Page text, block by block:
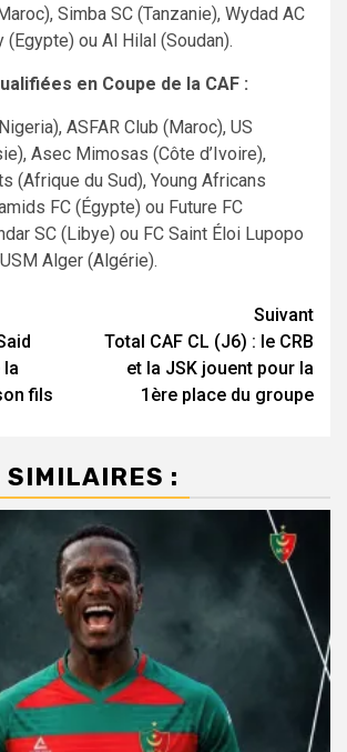
Simba SC (Tanzanie), Wydad AC
(Egypte) ou Al Hilal (Soudan).
en Coupe de la CAF :
ASFAR Club (Maroc), US
Asec Mimosas (Côte d’Ivoire),
(Afrique du Sud), Young Africans
FC (Égypte) ou Future FC
SC (Libye) ou FC Saint Éloi Lupopo
Alger (Algérie).
la
fils
Suivant
Total CAF CL (J6) : le CRB
et la JSK jouent pour la
1ère place du groupe
: